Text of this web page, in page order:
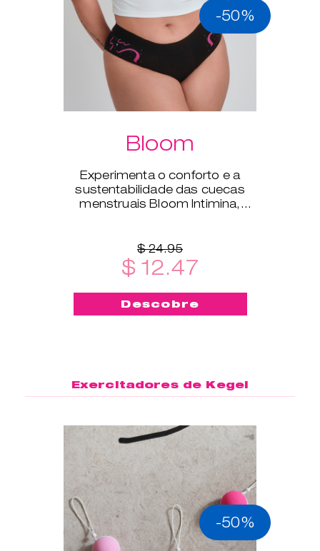
-50%
Bloom
Experimenta o conforto e a
sustentabilidade das cuecas
menstruais Bloom Intimina,
$ 24.95
$ 12.47
Descobre
Exercitadores de Kegel
-50%